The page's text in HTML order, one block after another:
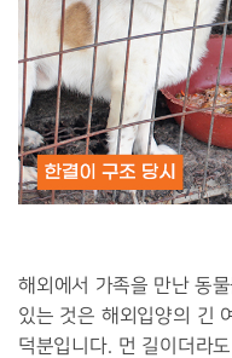
해외에서 가족을 만난 동
있는 것은 해외입양의 긴
덕분입니다. 먼 길이더라